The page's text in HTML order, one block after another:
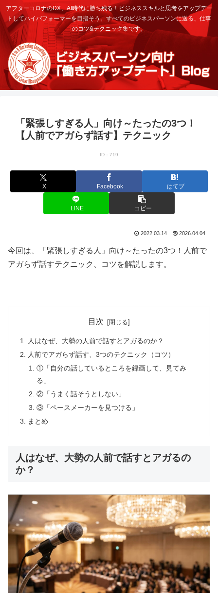
アフターコロナのDX、AI時代に勝ち残る！ビジネススキルと思考をアップデー
トしてハイパフォーマーを目指そう。すべてのビジネスパーソンに送る、仕事
のコツ&テクニック集です。
「緊張しすぎる人」向け～たったの3つ！
【人前でアガらず話す】テクニック
ID：719
X Facebook はてブ
LINE コピー
2022.03.14 2026.04.04
今回は、「緊張しすぎる人」向け～たったの3つ！人前で
アガらず話すテクニック、コツを解説します。
目次
人はなぜ、大勢の人前で話すとアガるのか？
人前でアガらず話す、3つのテクニック（コツ）
①「自分の話しているところを録画して、見てみ
る」
②「うまく話そうとしない」
③「ペースメーカーを見つける」
まとめ
人はなぜ、大勢の人前で話すとアガるの
か？